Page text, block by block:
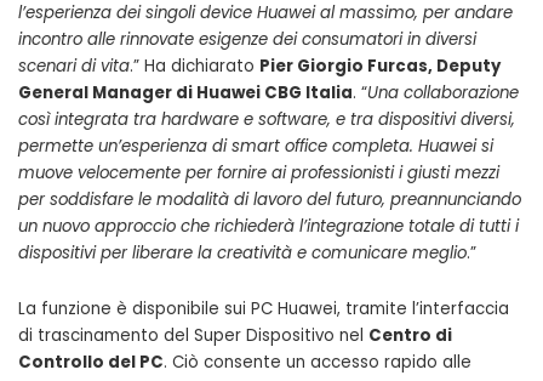
l’esperienza dei singoli device Huawei al massimo, per andare
incontro alle rinnovate esigenze dei consumatori in diversi
scenari di vita.” Ha dichiarato Pier Giorgio Furcas, Deputy
General Manager di Huawei CBG Italia. “Una collaborazione
così integrata tra hardware e software, e tra dispositivi diversi,
permette un’esperienza di smart office completa. Huawei si
muove velocemente per fornire ai professionisti i giusti mezzi
per soddisfare le modalità di lavoro del futuro, preannunciando
un nuovo approccio che richiederà l’integrazione totale di tutti i
dispositivi per liberare la creatività e comunicare meglio.”
La funzione è disponibile sui PC Huawei, tramite l’interfaccia
di trascinamento del Super Dispositivo nel Centro di
Controllo del PC. Ciò consente un accesso rapido alle